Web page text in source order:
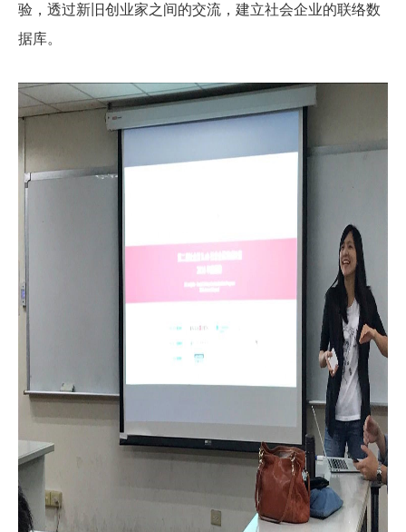
验，透过新旧创业家之间的交流，建立社会企业的联络数
据库。